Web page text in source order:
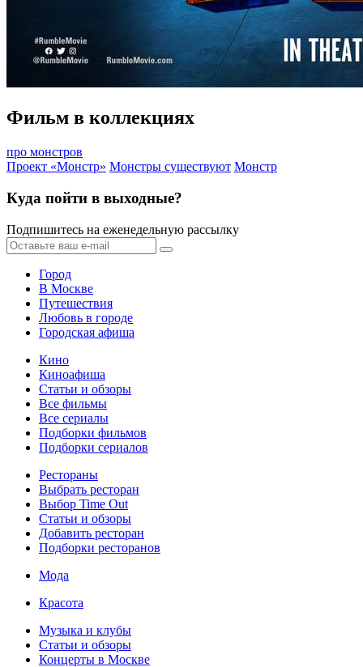
Фильм в коллекциях
про монстров
Проект «Монстр» Монстры существуют Монстр
Куда пойти в выходные?
Подпишитесь на еженедельную рассылку
Город
В Москве
Путешествия
Любовь в городе
Городская афиша
Кино
Киноафиша
Статьи и обзоры
Все фильмы
Все сериалы
Подборки фильмов
Подборки сериалов
Рестораны
Выбрать ресторан
Выбор Time Out
Статьи и обзоры
Добавить ресторан
Подборки ресторанов
Мода
Красота
Музыка и клубы
Статьи и обзоры
Концерты в Москве